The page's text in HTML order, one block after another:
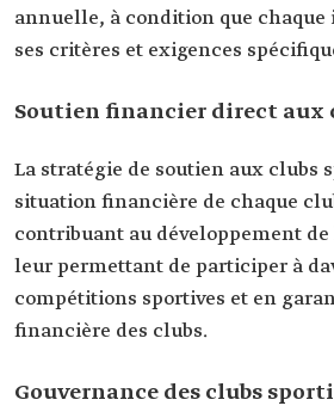
annuelle, à condition que
ses critères et exigences
Soutien financier direct aux
La stratégie de soutien aux clubs
situation financière de chaque
contribuant au développement
leur permettant de participer à
compétitions sportives et en
financière des clubs.
Gouvernance des clubs